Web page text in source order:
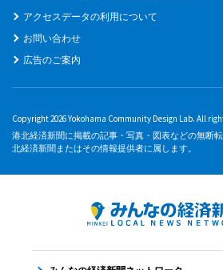
アクセスデータの利用について
お問い合わせ
広告のご案内
Copyright 2026 Yokohama Community Design Lab. All
港北経済新聞に掲載の記事・写真・図表などの無断
北経済新聞またはその情報提供者に属します。